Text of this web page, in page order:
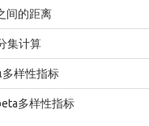
间的距离
集计算
样性指标
多样性指标